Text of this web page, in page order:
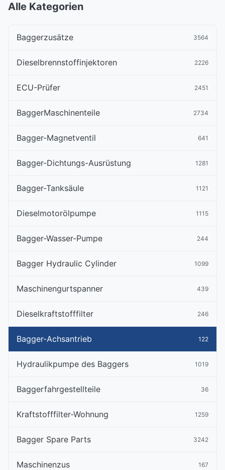
Alle Kategorien
Baggerzusätze 3564
Dieselbrennstoffinjektoren 2226
ECU-Prüfer 2451
BaggerMaschinenteile 2734
Bagger-Magnetventil 641
Bagger-Dichtungs-Ausrüstung 1281
Bagger-Tanksäule 1121
Dieselmotorölpumpe 1115
Bagger-Wasser-Pumpe 244
Bagger Hydraulic Cylinder 1099
Maschinengurtspanner 439
Dieselkraftstofffilter 246
Bagger-Achsantrieb 122
Hydraulikpumpe des Baggers 1019
Baggerfahrgestellteile 36
Kraftstofffilter-Wohnung 1259
Bagger Spare Parts 3242
Maschinenzus 167